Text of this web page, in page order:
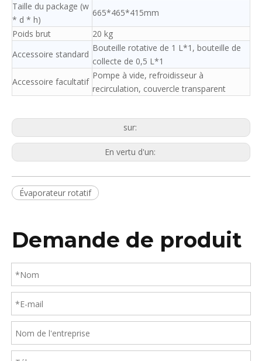
Taille du package (w
* d * h)
665*465*415mm
Poids brut
20 kg
Accessoire standard
Bouteille rotative de 1 L*1, bouteille de
collecte de 0,5 L*1
Accessoire facultatif
Pompe à vide, refroidisseur à
recirculation, couvercle transparent
sur:
En vertu d'un:
Évaporateur rotatif
Demande de produit